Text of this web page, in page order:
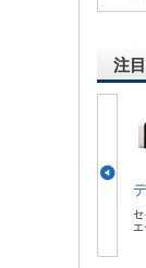
注
セ